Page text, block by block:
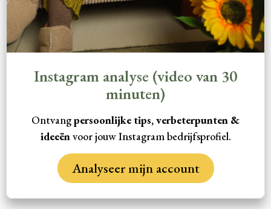
Instagram analyse (video van 30
minuten)
Ontvangpersoonlijke tips, verbeterpunten &
ideeënvoor jouw Instagram bedrijfsprofiel.
Analyseer mijn account